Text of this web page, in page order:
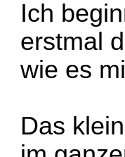
Ich
erstmal
wie es
Das